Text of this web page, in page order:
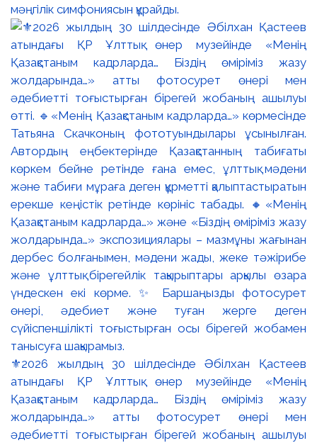
мәңгілік симфониясын құрайды.
⚜️2026 жылдың 30 шілдесінде Әбілхан Қастеев
атындағы ҚР Ұлттық өнер музейінде «Менің
Қазақстаным кадрларда… Біздің өміріміз жазу
жолдарында…» атты фотосурет өнері мен
әдебиетті тоғыстырған бірегей жобаның ашылуы